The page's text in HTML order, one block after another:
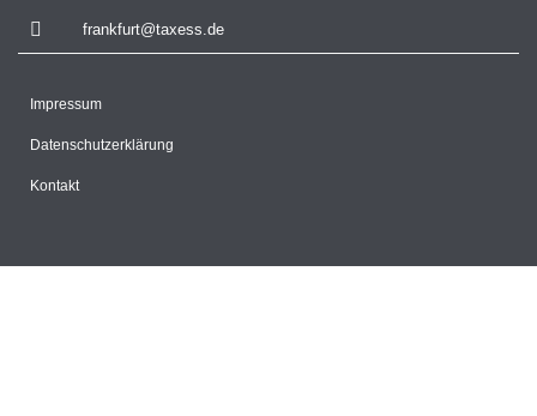
frankfurt@taxess.de
Impressum
Datenschutzerklärung
Kontakt